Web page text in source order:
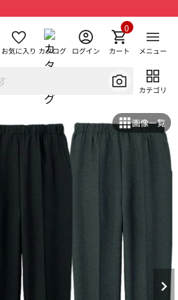
お気に入り カタログ ログイン カート
0
メニュー
カテゴリ
画像一覧